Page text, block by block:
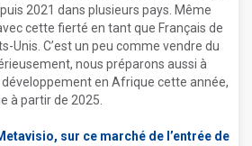
2021 dans plusieurs pays. Même
cette fierté en tant que Français de
Unis. C’est un peu comme vendre du
nous préparons aussi à
en Afrique cette année,
à partir de 2025.
sur ce marché de l’entrée de